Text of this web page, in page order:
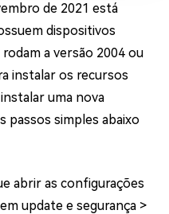
de 2021 está
dispositivos
a versão 2004 ou
instalar os recursos
uma nova
passos simples abaixo
abrir as configurações
update e segurança >